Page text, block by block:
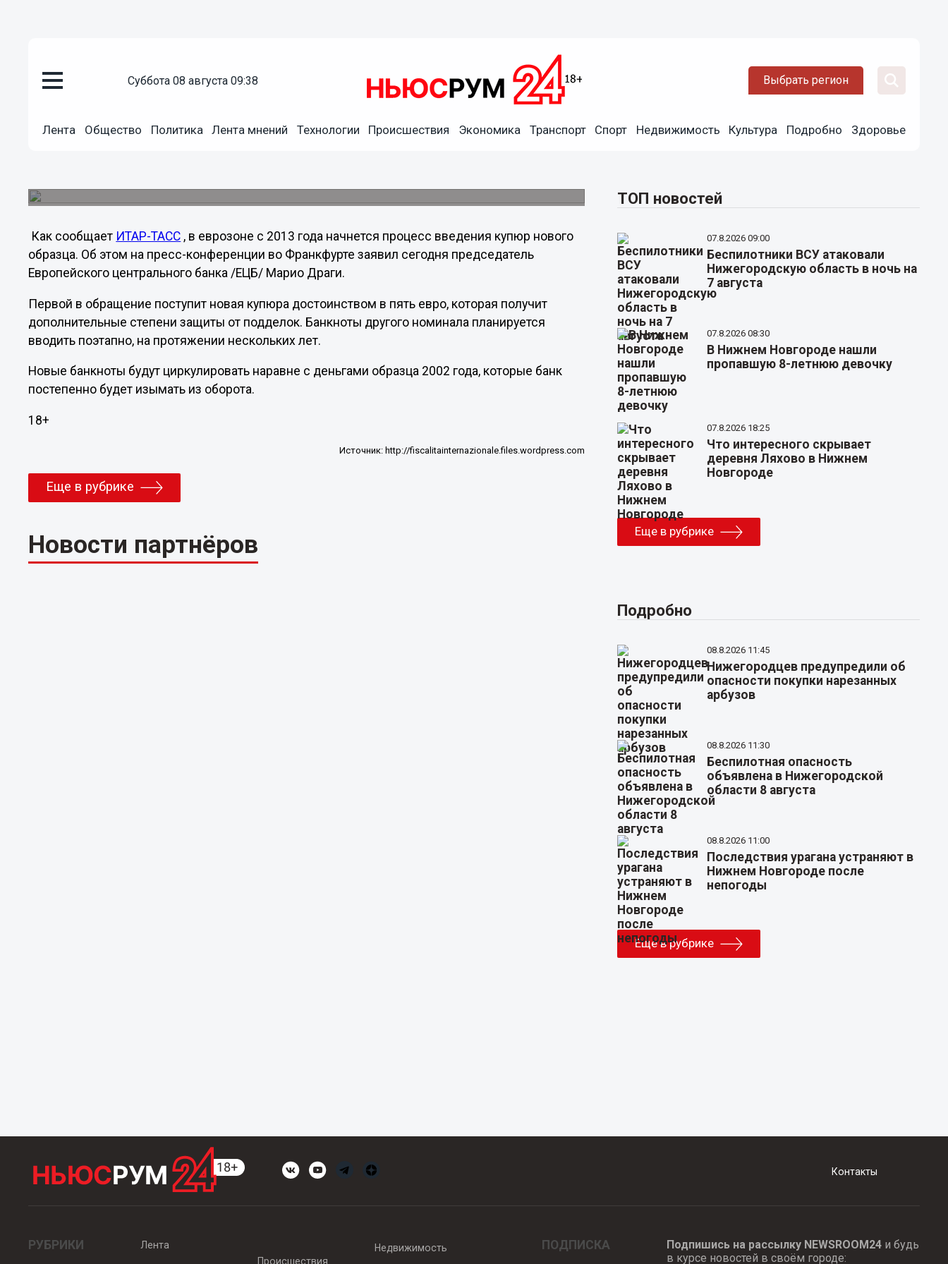
суббота 08 августа 09:38 Выбрать регион
Лента Общество Политика Лента мнений Технологии Происшествия Экономика Транспорт Спорт Недвижимость Культура Подробно Здоровье
09.11.201205:56
Как сообщает ИТАР-ТАСС , в еврозоне с 2013 года начнется процесс введения купюр нового
образца. Об этом на пресс-конференции во Франкфурте заявил сегодня председатель
Европейского центрального банка /ЕЦБ/ Марио Драги.
Первой в обращение поступит новая купюра достоинством в пять евро, которая получит
дополнительные степени защиты от подделок. Банкноты другого номинала планируется
вводить поэтапно, на протяжении нескольких лет.
Новые банкноты будут циркулировать наравне с деньгами образца 2002 года, которые банк
постепенно будет изымать из оборота.
18+
Источник: http://fiscalitainternazionale.files.wordpress.com
Еще в рубрике
Новости партнёров
ТОП новостей
07.8.2026 09:00
Беспилотники ВСУ атаковали
Нижегородскую область в ночь на
7 августа
07.8.2026 08:30
В Нижнем Новгороде нашли
пропавшую 8-летнюю девочку
07.8.2026 18:25
Что интересного скрывает
деревня Ляхово в Нижнем
Новгороде
Еще в рубрике
Подробно
08.8.2026 11:45
Нижегородцев предупредили об
опасности покупки нарезанных
арбузов
08.8.2026 11:30
Беспилотная опасность
объявлена в Нижегородской
области 8 августа
08.8.2026 11:00
Последствия урагана устраняют в
Нижнем Новгороде после
непогоды
Еще в рубрике
Контакты
РУБРИКИ
Лента
Происшествия
Недвижимость ПОДПИСКА Подпишись на рассылку NEWSROOM24и будь
в курсе новостей в своём городе: